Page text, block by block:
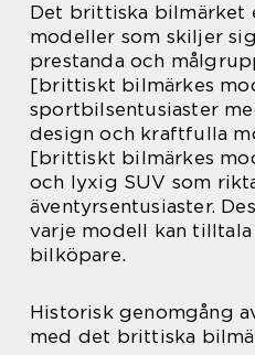
Det brittiska bilmärket
modeller som skiljer
prestanda och
[brittiskt bilmärkes
sportbilsentusiaster
design och kraftfulla
[brittiskt bilmärkes
och lyxig SUV som
äventyrsentusiaster.
varje modell kan
bilköpare.
Historisk genomgång
med det brittiska